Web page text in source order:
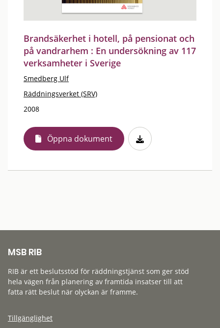
Brandsäkerhet i hotell, på pensionat och
på vandrarhem : En undersökning av 117
verksamheter i Sverige
Smedberg Ulf
Räddningsverket (SRV)
2008
Öppna dokument
MSB RIB
RIB är ett beslutsstöd för räddningstjänst som ger stöd
hela vägen från planering av framtida insatser till att
fatta rätt beslut när olyckan är framme.
Tillgänglighet